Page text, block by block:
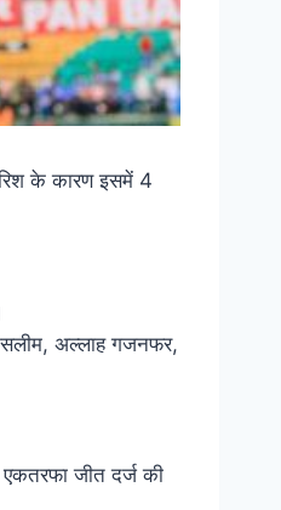
के कारण इसमें 4
सलीम, अल्लाह गजनफर,
जीत दर्ज की